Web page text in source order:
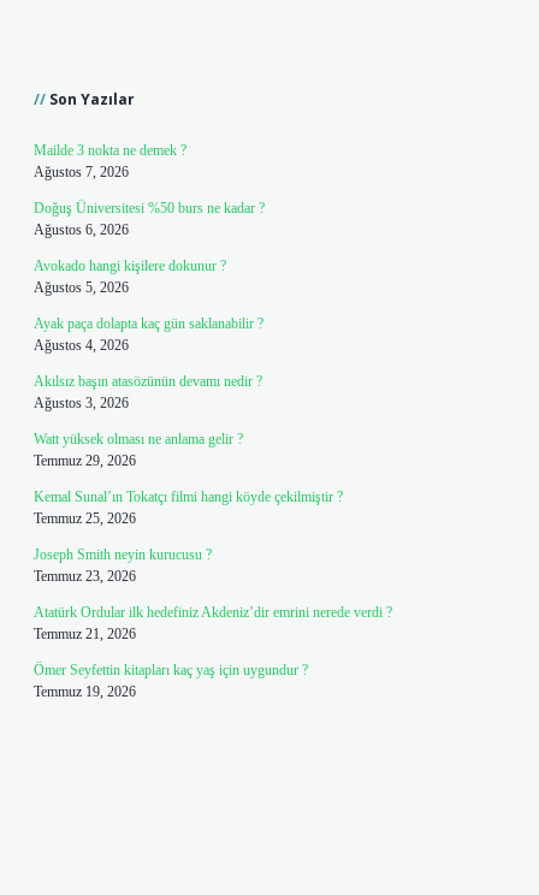
Son Yazılar
Mailde 3 nokta ne demek ?
Ağustos 7, 2026
Doğuş Üniversitesi %50 burs ne kadar ?
Ağustos 6, 2026
Avokado hangi kişilere dokunur ?
Ağustos 5, 2026
Ayak paça dolapta kaç gün saklanabilir ?
Ağustos 4, 2026
Akılsız başın atasözünün devamı nedir ?
Ağustos 3, 2026
Watt yüksek olması ne anlama gelir ?
Temmuz 29, 2026
Kemal Sunal’ın Tokatçı filmi hangi köyde çekilmiştir ?
Temmuz 25, 2026
Joseph Smith neyin kurucusu ?
Temmuz 23, 2026
Atatürk Ordular ilk hedefiniz Akdeniz’dir emrini nerede verdi ?
Temmuz 21, 2026
Ömer Seyfettin kitapları kaç yaş için uygundur ?
Temmuz 19, 2026